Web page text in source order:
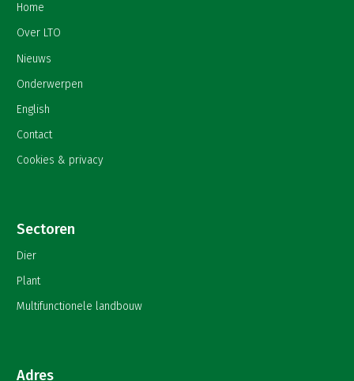
Home
Over LTO
Nieuws
Onderwerpen
English
Contact
Cookies & privacy
Sectoren
Dier
Plant
Multifunctionele landbouw
Adres